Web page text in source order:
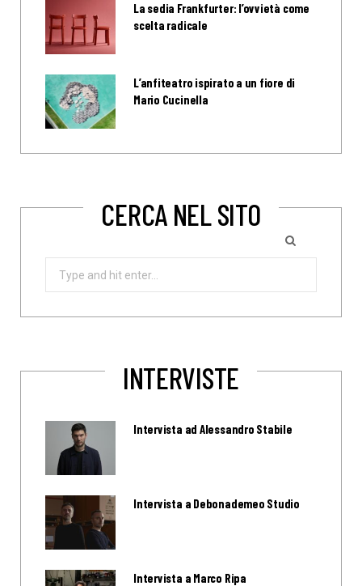
La sedia Frankfurter: l’ovvietà come
scelta radicale
L’anfiteatro ispirato a un fiore di
Mario Cucinella
CERCA NEL SITO
INTERVISTE
Intervista ad Alessandro Stabile
Intervista a Debonademeo Studio
Intervista a Marco Ripa